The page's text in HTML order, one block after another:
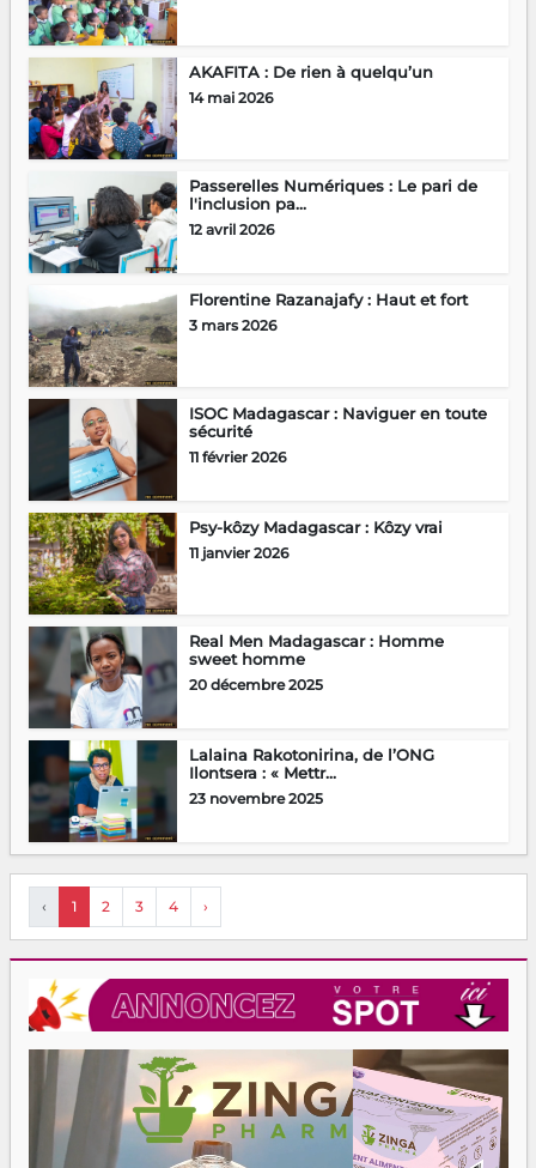
AKAFITA : De rien à quelqu’un
14 mai 2026
Passerelles Numériques : Le pari de
l'inclusion pa...
12 avril 2026
Florentine Razanajafy : Haut et fort
3 mars 2026
ISOC Madagascar : Naviguer en toute
sécurité
11 février 2026
Psy-kôzy Madagascar : Kôzy vrai
11 janvier 2026
Real Men Madagascar : Homme
sweet homme
20 décembre 2025
Lalaina Rakotonirina, de l’ONG
Ilontsera : « Mettr...
23 novembre 2025
‹ 1 2 3 4 ›